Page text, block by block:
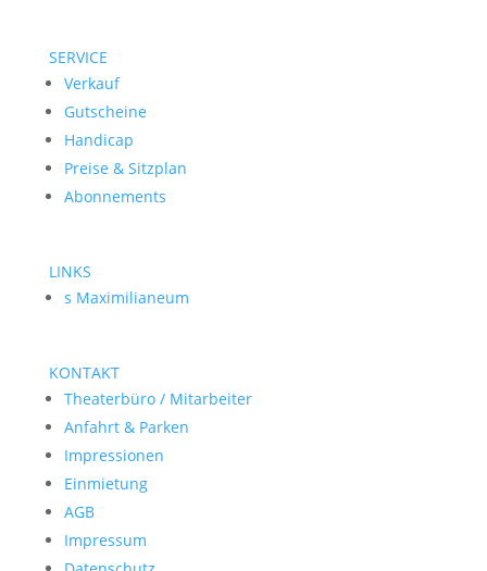
SERVICE
Verkauf
Gutscheine
Handicap
Preise & Sitzplan
Abonnements
LINKS
s Maximilianeum
KONTAKT
Theaterbüro / Mitarbeiter
Anfahrt & Parken
Impressionen
Einmietung
AGB
Impressum